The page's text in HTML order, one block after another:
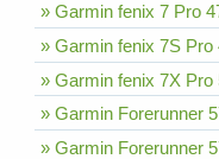
» Garmin fenix 7 Pro
» Garmin fenix 7S
» Garmin fenix 7X
» Garmin Forerunner
» Garmin Forerunner